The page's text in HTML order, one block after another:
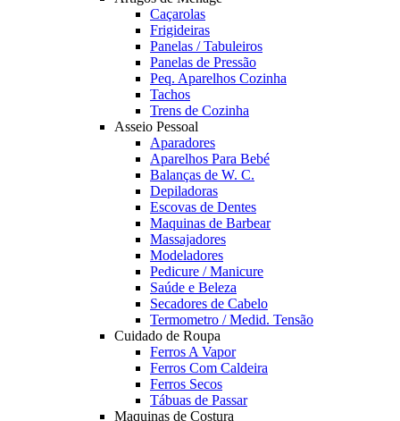
Caçarolas
Frigideiras
Panelas / Tabuleiros
Panelas de Pressão
Peq. Aparelhos Cozinha
Tachos
Trens de Cozinha
Asseio Pessoal
Aparadores
Aparelhos Para Bebé
Balanças de W. C.
Depiladoras
Escovas de Dentes
Maquinas de Barbear
Massajadores
Modeladores
Pedicure / Manicure
Saúde e Beleza
Secadores de Cabelo
Termometro / Medid. Tensão
Cuidado de Roupa
Ferros A Vapor
Ferros Com Caldeira
Ferros Secos
Tábuas de Passar
Maquinas de Costura